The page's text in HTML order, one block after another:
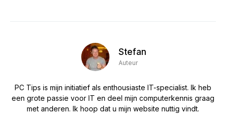
Stefan
Auteur
PC Tips is mijn initiatief als enthousiaste IT-specialist. Ik heb
een grote passie voor IT en deel mijn computerkennis graag
met anderen. Ik hoop dat u mijn website nuttig vindt.